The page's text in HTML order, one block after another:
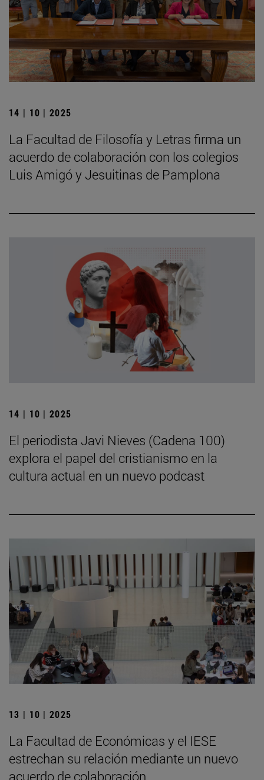
14 | 10 | 2025
La Facultad de Filosofía y Letras firma un
acuerdo de colaboración con los colegios
Luis Amigó y Jesuitinas de Pamplona
14 | 10 | 2025
El periodista Javi Nieves (Cadena 100)
explora el papel del cristianismo en la
cultura actual en un nuevo podcast
13 | 10 | 2025
La Facultad de Económicas y el IESE
estrechan su relación mediante un nuevo
acuerdo de colaboración